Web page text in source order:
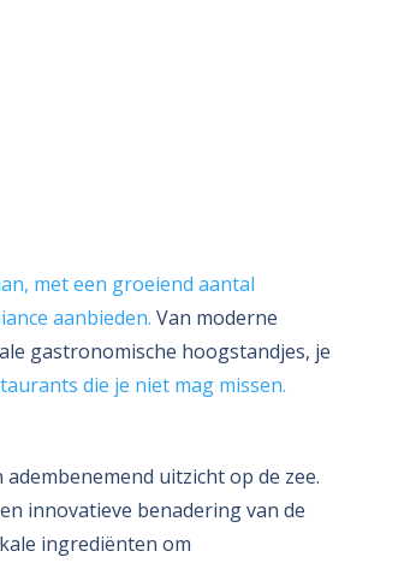
met een groeiend aantal
aanbieden. Van moderne
gastronomische hoogstandjes, je
die je niet mag missen.
uitzicht op de zee.
innovatieve benadering van de
ingrediënten om